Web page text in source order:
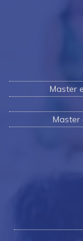
Master
Master